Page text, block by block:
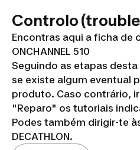
Controlo
Encontras aqui a ficha de
ONCHANNEL 510
Seguindo as etapas
se existe algum eventual
produto. Caso contrário,
"Reparo" os tutoriais
Podes também dirigir-te
DECATHLON.